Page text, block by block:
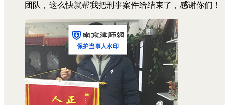
团队，这么快就帮我把刑事案件给结束了，感谢你们！